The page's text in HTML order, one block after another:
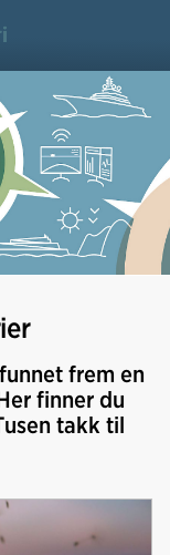
frem en
finner du
takk til